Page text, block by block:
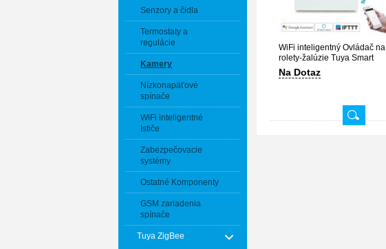
Senzory a čidla
Termostaty a
regulácie
Kamery
Nízkonapäťové
spínače
WiFi inteligentné
Ističe
Zabezpečovacie
systémy
Ostatné Komponenty
GSM zariadenia
spínače
Tuya ZigBee
WiFi inteligentný Ovládač na
rolety-žalúzie Tuya Smart
Life
Na Dotaz